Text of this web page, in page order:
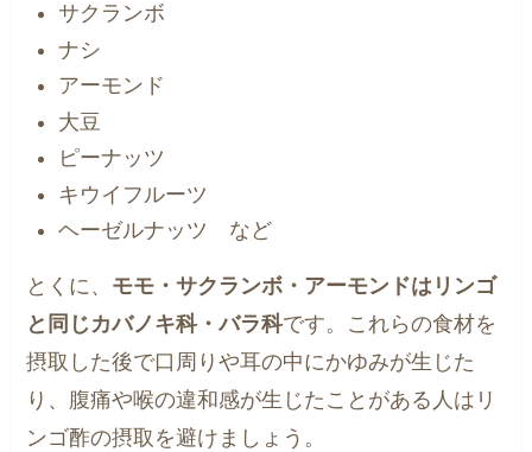
サクランボ
ナシ
アーモンド
大豆
ピーナッツ
キウイフルーツ
ヘーゼルナッツ など
とくに、 モモ・サクランボ・アーモンドはリンゴ
と同じカバノキ科・バラ科です。これらの食材を
摂取した後で口周りや耳の中にかゆみが生じた
り、腹痛や喉の違和感が生じたことがある人はリ
ンゴ酢の摂取を避けましょう。